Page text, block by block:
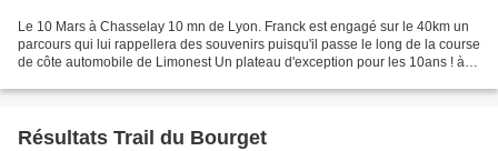
Le 10 Mars à Chasselay 10 mn de Lyon. Franck est engagé sur le 40km un
parcours qui lui rappellera des souvenirs puisqu'il passe le long de la course
de côte automobile de Limonest Un plateau d'exception pour les 10ans ! à
Résultats Trail du Bourget